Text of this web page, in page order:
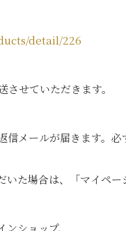
detail/226
せていただきます。
メールが届きます。
た場合は、「マイペー
ショップ、